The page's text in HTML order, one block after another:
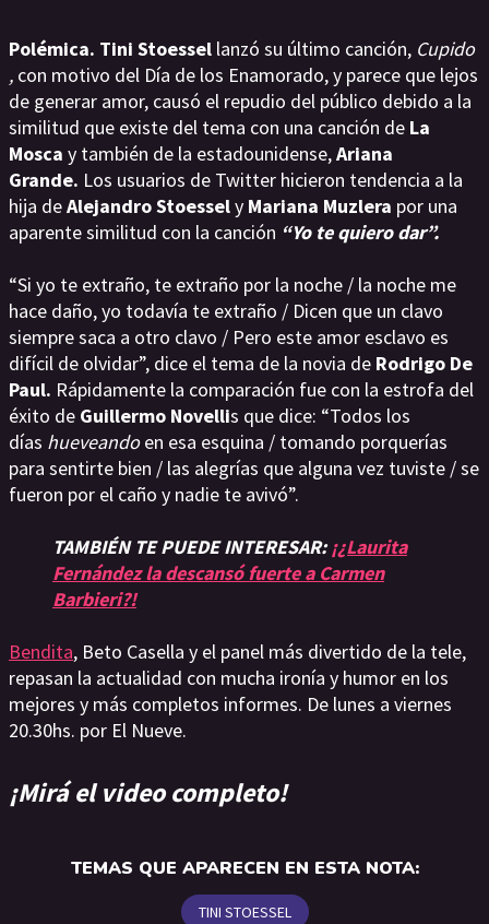
Polémica. Tini Stoessel lanzó su último canción, Cupido
, con motivo del Día de los Enamorado, y parece que lejos
de generar amor, causó el repudio del público debido a la
similitud que existe del tema con una canción de La
Mosca y también de la estadounidense,Ariana
Grande. Los usuarios de Twitter hicieron tendencia a la
hija deAlejandro Stoessely Mariana Muzlera por una
aparente similitud con la canción “Yo te quiero dar”.
“Si yo te extraño, te extraño por la noche / la noche me
hace daño, yo todavía te extraño / Dicen que un clavo
siempre saca a otro clavo / Pero este amor esclavo es
difícil de olvidar”, dice el tema de la novia de Rodrigo De
Paul. Rápidamente la comparación fue con la estrofa del
éxito de Guillermo Novellis que dice: “Todos los
días hueveandoen esa esquina / tomando porquerías
para sentirte bien / las alegrías que alguna vez tuviste / se
fueron por el caño y nadie te avivó”.
TAMBIÉN TE PUEDE INTERESAR:¡¿Laurita
Fernández la descansó fuerte a Carmen
Barbieri?!
Bendita, Beto Casella y el panel más divertido de la tele,
repasan la actualidad con mucha ironía y humor en los
mejores y más completos informes. De lunes a viernes
20.30hs. por El Nueve.
¡Mirá el video completo!
TEMAS QUE APARECEN EN ESTA NOTA:
TINI STOESSEL